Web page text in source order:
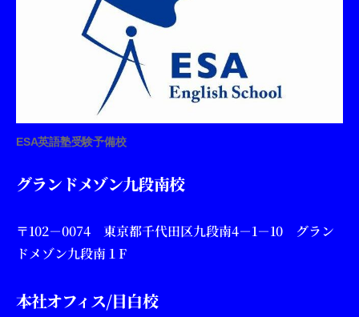
ESA英語塾受験予備校
グランドメゾン九段南校
〒102－0074 東京都千代田区九段南4－1－10 グラン
ドメゾン九段南１F
本社オフィス/目白校